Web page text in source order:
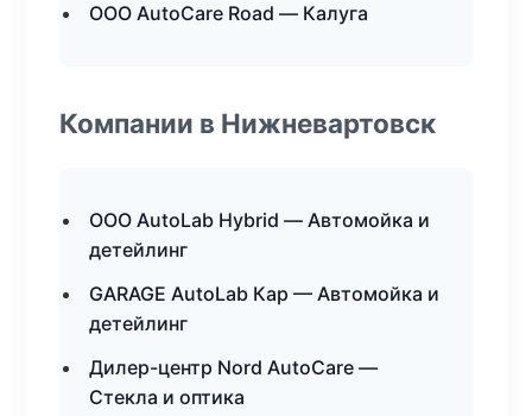
ООО AutoCare Road — Калуга
Компании в Нижневартовск
ООО AutoLab Hybrid — Автомойка и
детейлинг
GARAGE AutoLab Кар — Автомойка и
детейлинг
Дилер-центр Nord AutoCare —
Стекла и оптика